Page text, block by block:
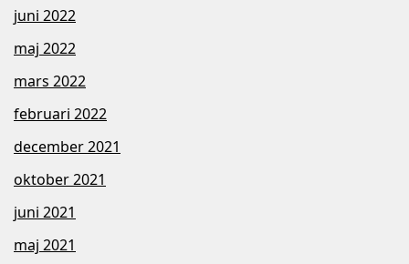
juni 2022
maj 2022
mars 2022
februari 2022
december 2021
oktober 2021
juni 2021
maj 2021